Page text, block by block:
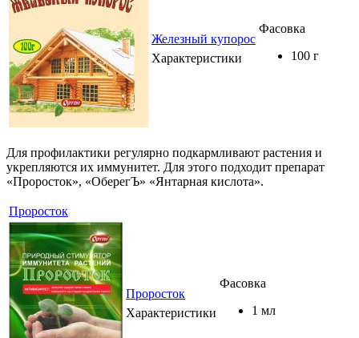
Железный купорос
Характеристики
Фасовка
100 г
Для профилактики регулярно подкармливают растения и
укрепляются их иммунитет. Для этого подходит препарат
«Проросток», «ОберегЪ» «Янтарная кислота».
Проросток
Проросток
Характеристики
Фасовка
1 мл